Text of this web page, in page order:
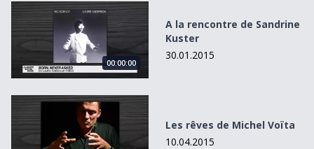
A la rencontre de Sandrine Kuster
00:00:00
A la rencontre de Sandrine
Kuster
30.01.2015
Les rêves de Michel Voïta
Les rêves de Michel Voïta
10.04.2015